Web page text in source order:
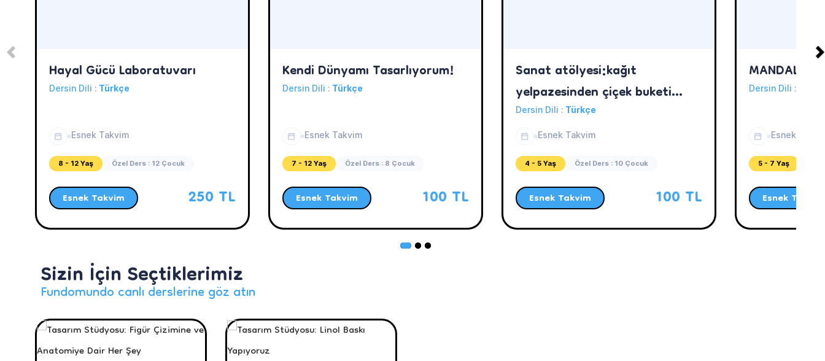
Hayal Gücü Laboratuvarı
Dersin Dili : Türkçe
Esnek Takvim
8 - 12 Yaş Özel Ders : 12 Çocuk
Esnek Takvim 250 TL
Kendi Dünyamı Tasarlıyorum!
Dersin Dili : Türkçe
Esnek Takvim
7 - 12 Yaş Özel Ders : 8 Çocuk
Esnek Takvim 100 TL
Sanat atölyesi:kağıt
yelpazesinden çiçek buketi
yapıyoruz
Dersin Dili : Türkçe
Esnek Takvim
4 - 5 Yaş Özel Ders : 10 Çocuk
Esnek Takvim 100 TL
MANDALA
Dersin Dili :
Esnek
5 - 7 Yaş
Esnek Takvim
Sizin İçin Seçtiklerimiz
Fundomundo canlı derslerine göz atın